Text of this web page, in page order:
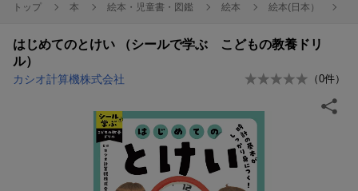
トップ 本 絵本・児童書・図鑑 絵本 絵本(日本）
はじめてのとけい （シールで学ぶ こどもの教養ドリ
ル）
カシオ計算機株式会社 （0件）